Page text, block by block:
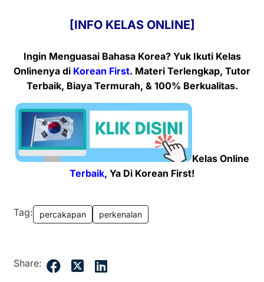
[INFO KELAS ONLINE]
Ingin Menguasai Bahasa Korea? Yuk Ikuti Kelas
Onlinenya di Korean First. Materi Terlengkap, Tutor
Terbaik, Biaya Termurah, & 100% Berkualitas.
Kelas Online
Terbaik, Ya Di Korean First!
Tag: percakapan perkenalan
Share: